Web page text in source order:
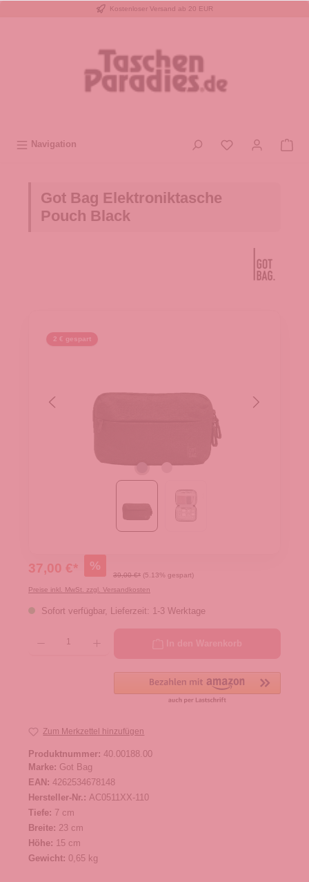
Kostenloser Versand ab 20 EUR
Navigation
Got Bag Elektroniktasche
Pouch Black
2 € gespart
37,00 €* %
39,00 €* (5.13% gespart)
Preise inkl. MwSt. zzgl. Versandkosten
Sofort verfügbar, Lieferzeit: 1-3 Werktage
Zum Merkzettel hinzufügen
Produktnummer: 40.00188.00
Marke: Got Bag
EAN: 4262534678148
Hersteller-Nr.: AC0511XX-110
Tiefe: 7 cm
Breite: 23 cm
Höhe: 15 cm
Gewicht: 0,65 kg